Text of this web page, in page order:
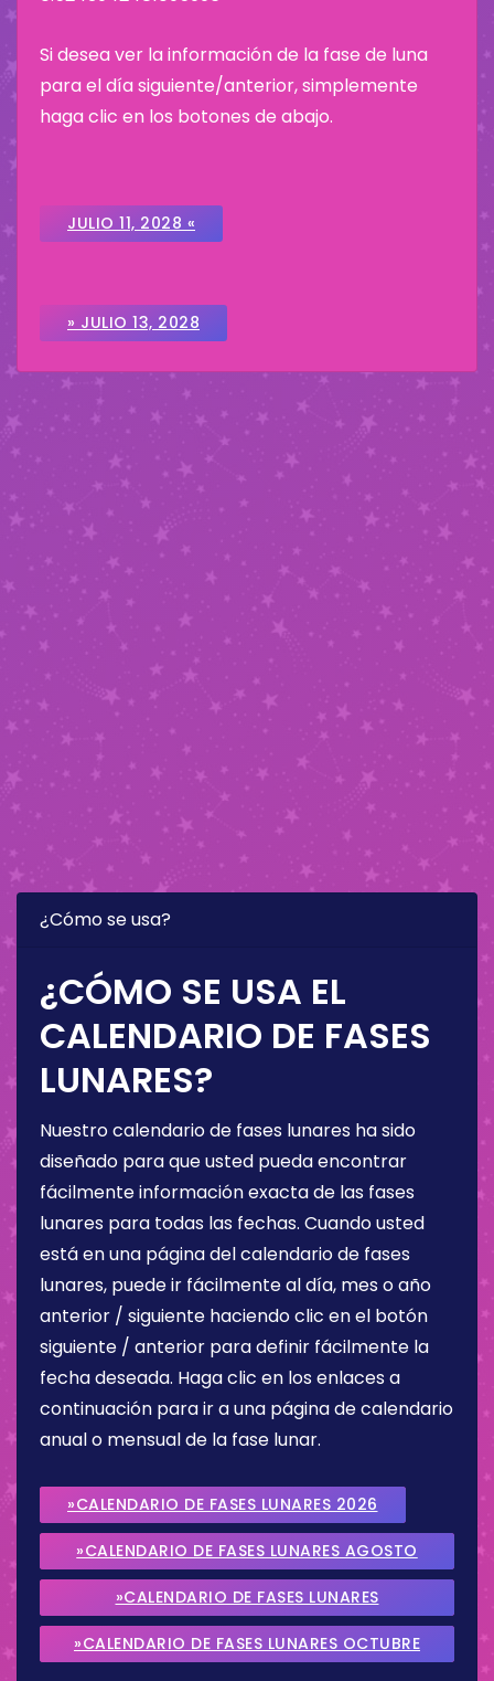
Si desea ver la información de la fase de luna
para el día siguiente/anterior, simplemente
haga clic en los botones de abajo.
JULIO 11, 2028 «
» JULIO 13, 2028
¿Cómo se usa?
¿CÓMO SE USA EL
CALENDARIO DE FASES
LUNARES?
Nuestro calendario de fases lunares ha sido
diseñado para que usted pueda encontrar
fácilmente información exacta de las fases
lunares para todas las fechas. Cuando usted
está en una página del calendario de fases
lunares, puede ir fácilmente al día, mes o año
anterior / siguiente haciendo clic en el botón
siguiente / anterior para definir fácilmente la
fecha deseada. Haga clic en los enlaces a
continuación para ir a una página de calendario
anual o mensual de la fase lunar.
»CALENDARIO DE FASES LUNARES 2026
»CALENDARIO DE FASES LUNARES AGOSTO
2026
»CALENDARIO DE FASES LUNARES
SEPTIEMBRE 2026
»CALENDARIO DE FASES LUNARES OCTUBRE